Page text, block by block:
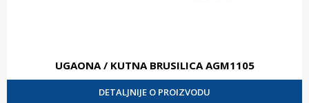
UGAONA / KUTNA BRUSILICA AGM1105
DETALJNIJE O PROIZVODU